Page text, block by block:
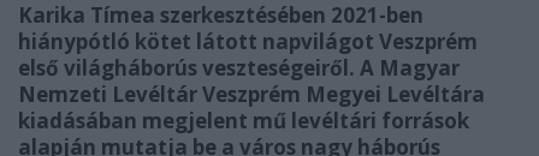
Karika Tímea szerkesztésében 2021-ben
hiánypótló kötet látott napvilágot Veszprém
első világháborús veszteségeiről. A Magyar
Nemzeti Levéltár Veszprém Megyei Levéltára
kiadásában megjelent mű levéltári források
alapján mutatja be a város nagy háborús